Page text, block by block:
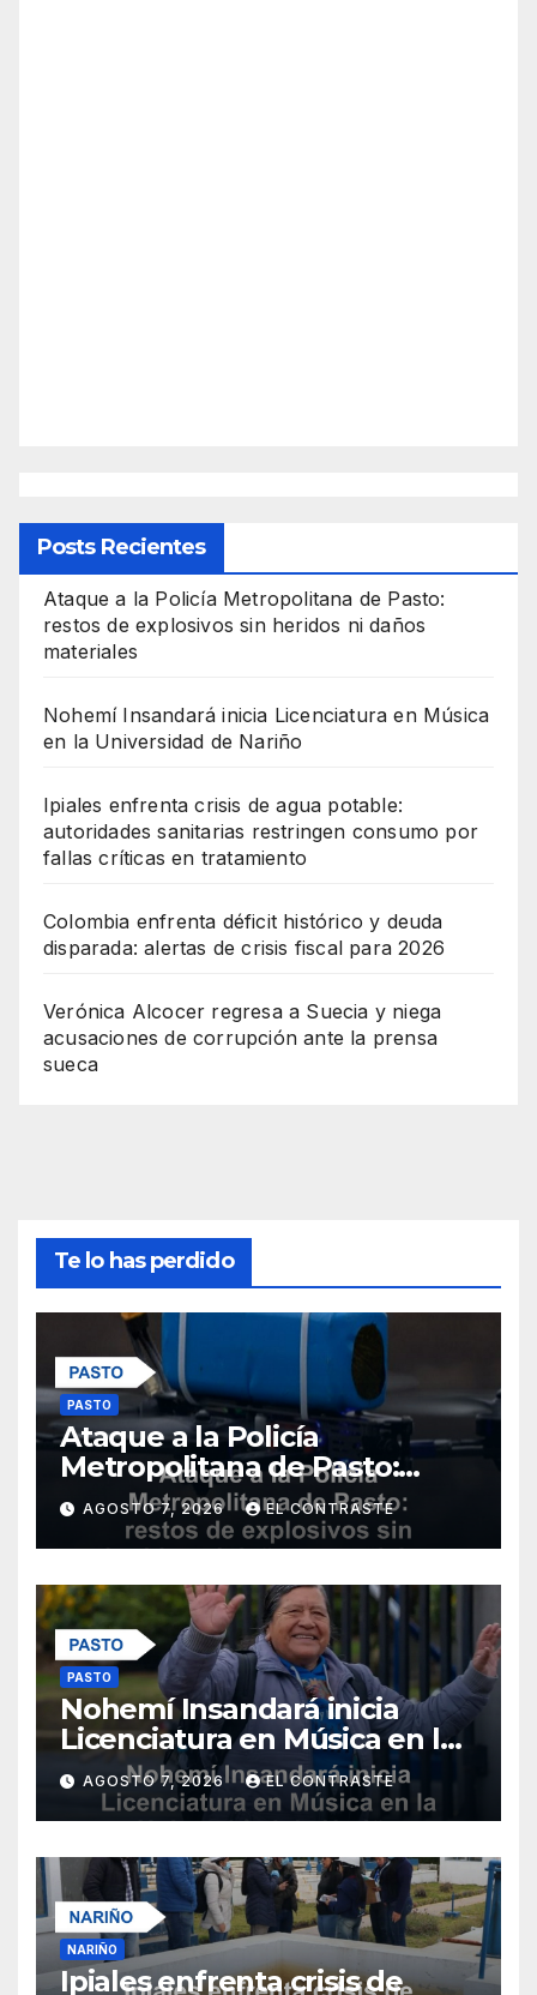
Posts Recientes
Ataque a la Policía Metropolitana de Pasto:
restos de explosivos sin heridos ni daños
materiales
Nohemí Insandará inicia Licenciatura en Música
en la Universidad de Nariño
Ipiales enfrenta crisis de agua potable:
autoridades sanitarias restringen consumo por
fallas críticas en tratamiento
Colombia enfrenta déficit histórico y deuda
disparada: alertas de crisis fiscal para 2026
Verónica Alcocer regresa a Suecia y niega
acusaciones de corrupción ante la prensa
sueca
Te lo has perdido
PASTO
Ataque a la Policía
Metropolitana de Pasto:
restos de explosivos sin
heridos ni daños materiales
AGOSTO 7, 2026 EL CONTRASTE
PASTO
Nohemí Insandará inicia
Licenciatura en Música en la
Universidad de Nariño
AGOSTO 7, 2026 EL CONTRASTE
NARIÑO
Ipiales enfrenta crisis de